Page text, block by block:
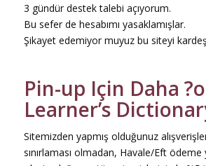
3 gündür destek talebi açıyorum.
Bu sefer de hesabımı yasaklamışlar.
Şikayet edemiyor muyuz bu siteyi
Pin-up Için Daha
Learner’s
Sitemizden yapmış olduğunuz
sınırlaması olmadan, Havale/Eft